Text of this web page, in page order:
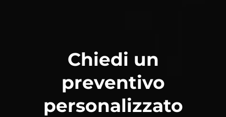
Chiedi un
preventivo
personalizzato